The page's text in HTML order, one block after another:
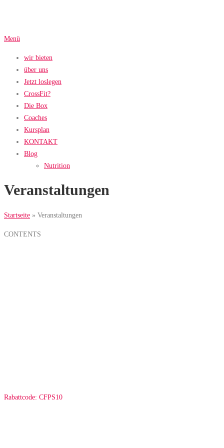
Menü
wir bieten
über uns
Jetzt loslegen
CrossFit?
Die Box
Coaches
Kursplan
KONTAKT
Blog
Nutrition
Veranstaltungen
Startseite » Veranstaltungen
CONTENTS
Rabattcode: CFPS10